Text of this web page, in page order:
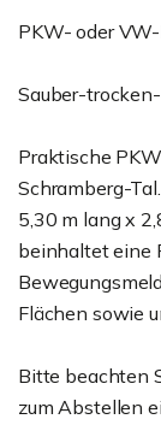
PKW- oder
Sauber-
Praktische
Schramberg-
5,30 m lang x
beinhaltet eine
Flächen sowie
Bitte beachten
zum Abstellen